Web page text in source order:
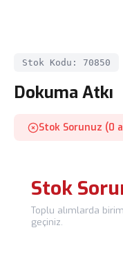
Stok Kodu: 70850
Dokuma Atkı
Stok Sorunuz (0
Stok
Toplu alımlarda
geçiniz.